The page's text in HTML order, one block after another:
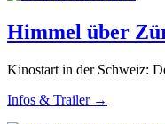
Himmel über
Kinostart in der Schweiz:
Infos & Trailer →